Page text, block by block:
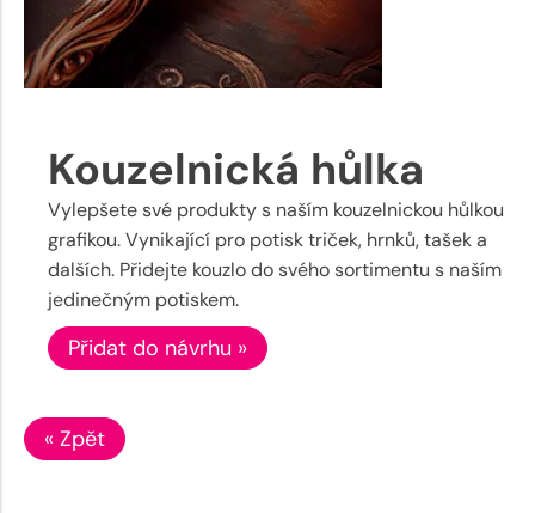
Kouzelnická hůlka
Vylepšete své produkty s naším kouzelnickou hůlkou
grafikou. Vynikající pro potisk triček, hrnků, tašek a
dalších. Přidejte kouzlo do svého sortimentu s naším
jedinečným potiskem.
Přidat do návrhu »
« Zpět